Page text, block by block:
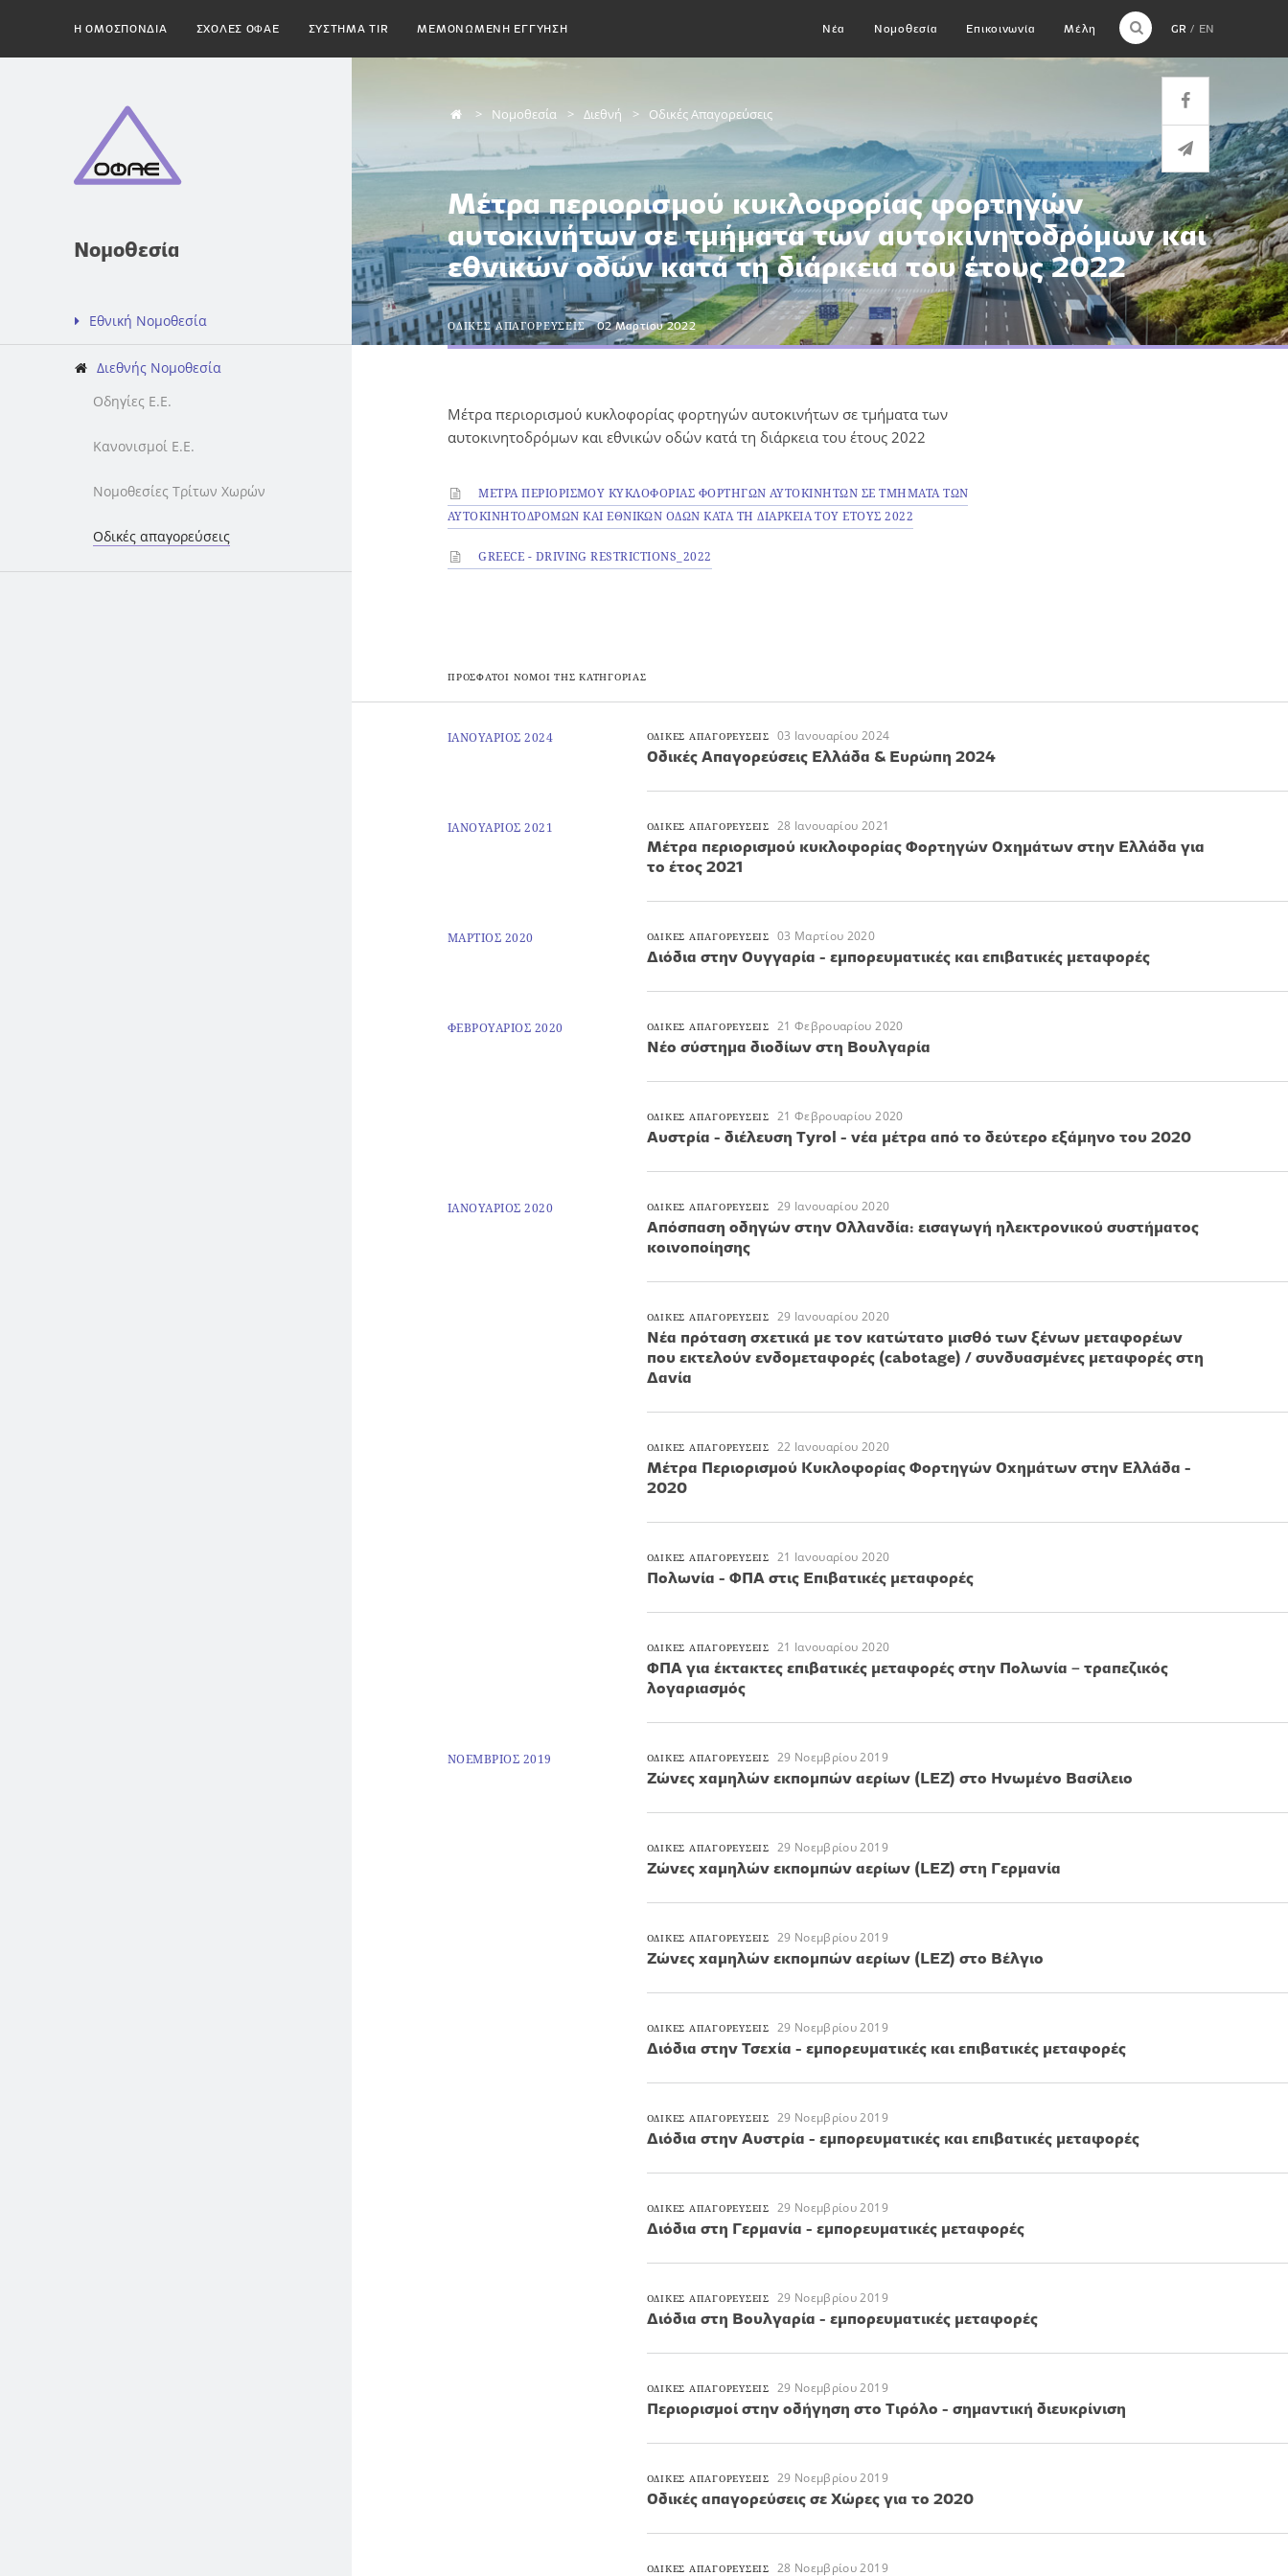
H ΟΜΟΣΠΟΝΔΙΑ ΣΧΟΛΕΣ ΟΦΑΕ ΣΥΣΤΗΜΑ TIR ΜΕΜΟΝΩΜΕΝΗ ΕΓΓΥΗΣΗ GR EN
Νέα Νομοθεσία Επικοινωνία Μέλη
Νομοθεσία
Εθνική Νομοθεσία
Διεθνής Νομοθεσία
Οδηγίες Ε.Ε.
Κανονισμοί Ε.Ε.
Νομοθεσίες Τρίτων Χωρών
Οδικές απαγορεύσεις
Νομοθεσία Διεθνή Οδικές Απαγορεύσεις
Μέτρα περιορισμού κυκλοφορίας φορτηγών
αυτοκινήτων σε τμήματα των αυτοκινητοδρόμων και
εθνικών οδών κατά τη διάρκεια του έτους 2022
ΟΔΙΚΕΣ ΑΠΑΓΟΡΕΥΣΕΙΣ 02 Μαρτίου 2022
Μέτρα περιορισμού κυκλοφορίας φορτηγών αυτοκινήτων σε τμήματα των
αυτοκινητοδρόμων και εθνικών οδών κατά τη διάρκεια του έτους 2022
ΜΕΤΡΑ ΠΕΡΙΟΡΙΣΜΟΥ ΚΥΚΛΟΦΟΡΙΑΣ ΦΟΡΤΗΓΩΝ ΑΥΤΟΚΙΝΗΤΩΝ ΣΕ ΤΜΗΜΑΤΑ ΤΩΝ
ΑΥΤΟΚΙΝΗΤΟΔΡΟΜΩΝ ΚΑΙ ΕΘΝΙΚΩΝ ΟΔΩΝ ΚΑΤΑ ΤΗ ΔΙΑΡΚΕΙΑ ΤΟΥ ΕΤΟΥΣ 2022
GREECE - DRIVING RESTRICTIONS_2022
ΠΡΟΣΦΑΤΟΙ ΝΟΜΟΙ ΤΗΣ ΚΑΤΗΓΟΡΙΑΣ
ΙΑΝΟΥΑΡΙΟΣ 2024 ΟΔΙΚΕΣ ΑΠΑΓΟΡΕΥΣΕΙΣ 03 Ιανουαρίου 2024
Oδικές Απαγορεύσεις Ελλάδα & Ευρώπη 2024
ΙΑΝΟΥΑΡΙΟΣ 2021 ΟΔΙΚΕΣ ΑΠΑΓΟΡΕΥΣΕΙΣ 28 Ιανουαρίου 2021
Μέτρα περιορισμού κυκλοφορίας Φορτηγών Οχημάτων στην Ελλάδα για
το έτος 2021
ΜΑΡΤΙΟΣ 2020 ΟΔΙΚΕΣ ΑΠΑΓΟΡΕΥΣΕΙΣ 03 Μαρτίου 2020
Διόδια στην Ουγγαρία - εμπορευματικές και επιβατικές μεταφορές
ΦΕΒΡΟΥΑΡΙΟΣ 2020 ΟΔΙΚΕΣ ΑΠΑΓΟΡΕΥΣΕΙΣ 21 Φεβρουαρίου 2020
Νέο σύστημα διοδίων στη Βουλγαρία
ΟΔΙΚΕΣ ΑΠΑΓΟΡΕΥΣΕΙΣ 21 Φεβρουαρίου 2020
Αυστρία - διέλευση Tyrol - νέα μέτρα από το δεύτερο εξάμηνο του 2020
ΙΑΝΟΥΑΡΙΟΣ 2020 ΟΔΙΚΕΣ ΑΠΑΓΟΡΕΥΣΕΙΣ 29 Ιανουαρίου 2020
Απόσπαση οδηγών στην Ολλανδία: εισαγωγή ηλεκτρονικού συστήματος
κοινοποίησης
ΟΔΙΚΕΣ ΑΠΑΓΟΡΕΥΣΕΙΣ 29 Ιανουαρίου 2020
Νέα πρόταση σχετικά με τον κατώτατο μισθό των ξένων μεταφορέων
που εκτελούν ενδομεταφορές (cabotage) / συνδυασμένες μεταφορές στη
Δανία
ΟΔΙΚΕΣ ΑΠΑΓΟΡΕΥΣΕΙΣ 22 Ιανουαρίου 2020
Μέτρα Περιορισμού Κυκλοφορίας Φορτηγών Οχημάτων στην Ελλάδα -
2020
ΟΔΙΚΕΣ ΑΠΑΓΟΡΕΥΣΕΙΣ 21 Ιανουαρίου 2020
Πολωνία - ΦΠΑ στις Επιβατικές μεταφορές
ΟΔΙΚΕΣ ΑΠΑΓΟΡΕΥΣΕΙΣ 21 Ιανουαρίου 2020
ΦΠΑ για έκτακτες επιβατικές μεταφορές στην Πολωνία – τραπεζικός
λογαριασμός
ΝΟΕΜΒΡΙΟΣ 2019 ΟΔΙΚΕΣ ΑΠΑΓΟΡΕΥΣΕΙΣ 29 Νοεμβρίου 2019
Ζώνες χαμηλών εκπομπών αερίων (LEZ) στο Ηνωμένο Βασίλειο
ΟΔΙΚΕΣ ΑΠΑΓΟΡΕΥΣΕΙΣ 29 Νοεμβρίου 2019
Ζώνες χαμηλών εκπομπών αερίων (LEZ) στη Γερμανία
ΟΔΙΚΕΣ ΑΠΑΓΟΡΕΥΣΕΙΣ 29 Νοεμβρίου 2019
Ζώνες χαμηλών εκπομπών αερίων (LEZ) στο Βέλγιο
ΟΔΙΚΕΣ ΑΠΑΓΟΡΕΥΣΕΙΣ 29 Νοεμβρίου 2019
Διόδια στην Τσεχία - εμπορευματικές και επιβατικές μεταφορές
ΟΔΙΚΕΣ ΑΠΑΓΟΡΕΥΣΕΙΣ 29 Νοεμβρίου 2019
Διόδια στην Αυστρία - εμπορευματικές και επιβατικές μεταφορές
ΟΔΙΚΕΣ ΑΠΑΓΟΡΕΥΣΕΙΣ 29 Νοεμβρίου 2019
Διόδια στη Γερμανία - εμπορευματικές μεταφορές
ΟΔΙΚΕΣ ΑΠΑΓΟΡΕΥΣΕΙΣ 29 Νοεμβρίου 2019
Διόδια στη Βουλγαρία - εμπορευματικές μεταφορές
ΟΔΙΚΕΣ ΑΠΑΓΟΡΕΥΣΕΙΣ 29 Νοεμβρίου 2019
Περιορισμοί στην οδήγηση στο Τιρόλο - σημαντική διευκρίνιση
ΟΔΙΚΕΣ ΑΠΑΓΟΡΕΥΣΕΙΣ 29 Νοεμβρίου 2019
Οδικές απαγορεύσεις σε Χώρες για το 2020
ΟΔΙΚΕΣ ΑΠΑΓΟΡΕΥΣΕΙΣ 28 Νοεμβρίου 2019